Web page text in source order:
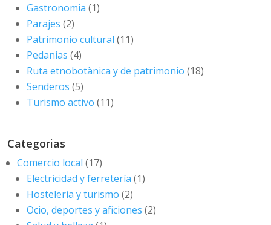
Gastronomia (1)
Parajes (2)
Patrimonio cultural (11)
Pedanias (4)
Ruta etnobotànica y de patrimonio (18)
Senderos (5)
Turismo activo (11)
Categorias
Comercio local (17)
Electricidad y ferretería (1)
Hosteleria y turismo (2)
Ocio, deportes y aficiones (2)